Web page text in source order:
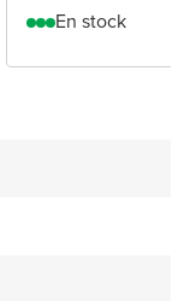
En stock